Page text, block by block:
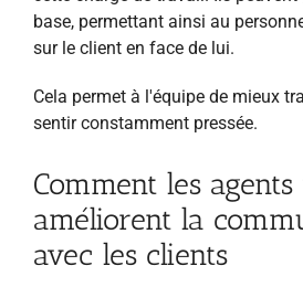
base, permettant ainsi au
sur le client en face de lui.
Cela permet à l'équipe de mieux
sentir constamment pressée.
Comment les
améliorent la
avec les clients